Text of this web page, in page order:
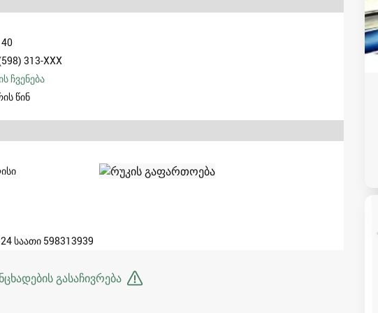
313-XXX
ჩვენება
წინ
საათი 598313939
გასაჩივრება